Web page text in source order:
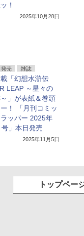
！
2025年10月28日
発売 雑誌
「幻想水滸伝
LEAP ～星々の
」が表紙＆巻頭
！ 「月刊コミッ
ッパー 2025年
号」本日発売
2025年11月5日
トップペー